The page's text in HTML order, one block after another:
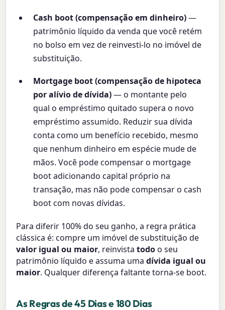
Cash boot (compensação em dinheiro)—
patrimônio líquido da venda que você retém
no bolso em vez de reinvesti-lo no imóvel de
substituição.
Mortgage boot (compensação de hipoteca
por alívio de dívida)— o montante pelo
qual o empréstimo quitado supera o novo
empréstimo assumido. Reduzir sua dívida
conta como um benefício recebido, mesmo
que nenhum dinheiro em espécie mude de
mãos. Você pode compensar o mortgage
boot adicionando capital próprio na
transação, mas não pode compensar o cash
boot com novas dívidas.
Para diferir 100% do seu ganho, a regra prática
clássica é: compre um imóvel de substituição de
valor igual ou maior, reinvistatodoo seu
patrimônio líquido e assuma umadívida igual ou
maior. Qualquer diferença faltante torna-se boot.
As Regras de 45 Dias e 180 Dias